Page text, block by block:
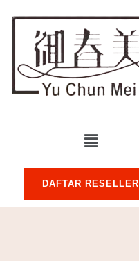
DAFTAR RESELLER